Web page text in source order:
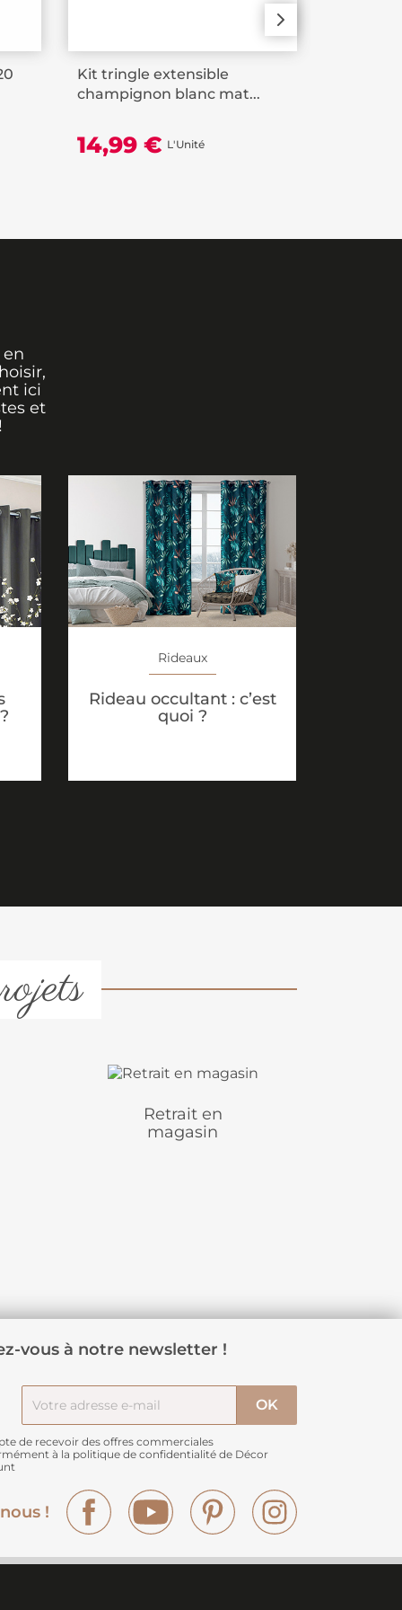
Kit tringle extensible
champignon blanc mat...
14,99 € L'Unité
ici
et
Rideaux
Rideau occultant : c’est
quoi ?
Retrait en
magasin
vous à notre newsletter !
de recevoir des offres commerciales
à la politique de confidentialité de Décor
!
Facebook YouTube Pinterest